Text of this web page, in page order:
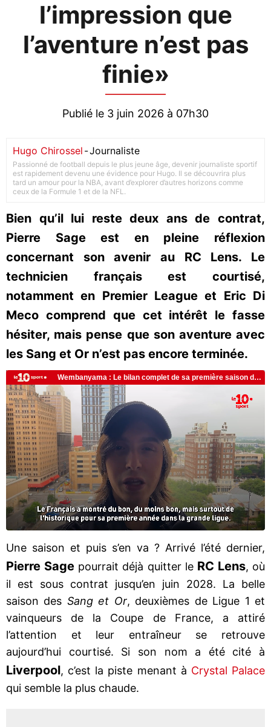
l’impression que
l’aventure n’est pas
finie»
Publié le 3 juin 2026 à 07h30
Hugo Chirossel -Journaliste
Passionné de football depuis le plus jeune âge, devenir journaliste sportif
est rapidement devenu une évidence pour Hugo. Il se découvrira plus
tard un amour pour la NBA, avant d’explorer d’autres horizons comme
ceux de la Formule 1 et de la NFL.
Bien qu’il lui reste deux ans de contrat,
Pierre Sage est en pleine réflexion
concernant son avenir au RC Lens. Le
technicien français est courtisé,
notamment en Premier League et Eric Di
Meco comprend que cet intérêt le fasse
hésiter, mais pense que son aventure avec
les Sang et Or n’est pas encore terminée.
Une saison et puis s’en va ? Arrivé l’été dernier,
Pierre Sage pourrait déjà quitter le RC Lens, où
il est sous contrat jusqu’en juin 2028. La belle
saison des Sang et Or, deuxièmes de Ligue 1 et
vainqueurs de la Coupe de France, a attiré
l’attention et leur entraîneur se retrouve
aujourd’hui courtisé. Si son nom a été cité à
Liverpool, c’est la piste menant à Crystal Palace
qui semble la plus chaude.